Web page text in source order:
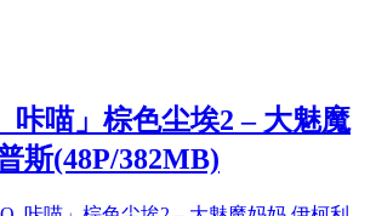
咔喵」棕色尘埃2 – 大魅魔
斯(48P/382MB)